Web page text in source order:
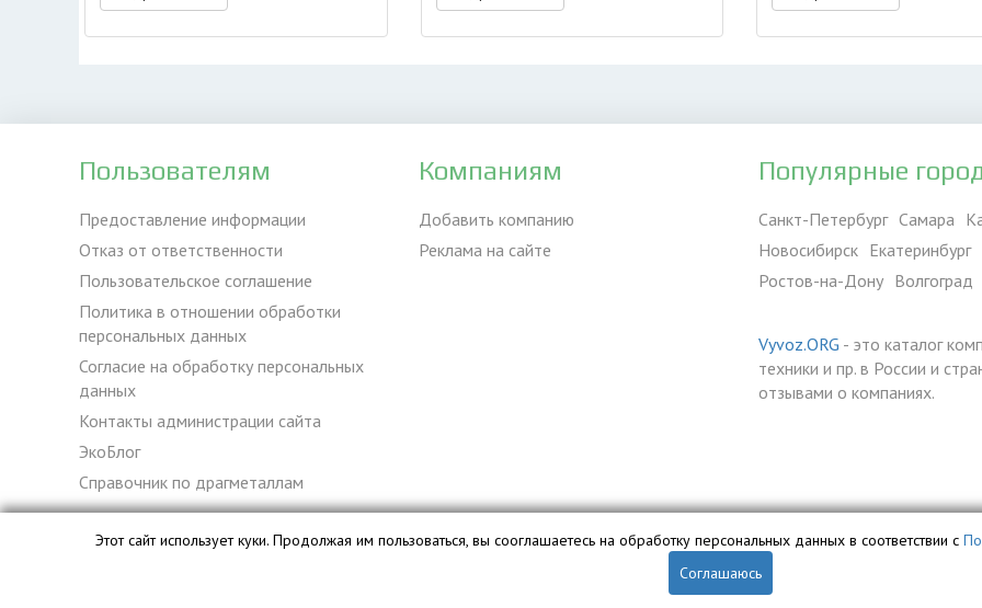
Пользователям
Предоставление информации
Отказ от ответственности
Пользовательское соглашение
Политика в отношении обработки
персональных данных
Согласие на обработку персональных
данных
Контакты администрации сайта
ЭкоБлог
Справочник по драгметаллам
Компаниям
Добавить компанию
Реклама на сайте
Популярные
Санкт-Петербург Самара
Новосибирск Екатеринбург
Ростов-на-Дону Волгоград
Vyvoz.ORG - это каталог
техники и пр. в России и
отзывами о компаниях.
База данных сайта vyvoz.org является интеллектуальной собственностью ООО «Профит» и охраняется законом.
Этот сайт использует куки. Продолжая им пользоваться, вы сооглашаетесь на обработку персональных данных в соответствии с
Соглашаюсь